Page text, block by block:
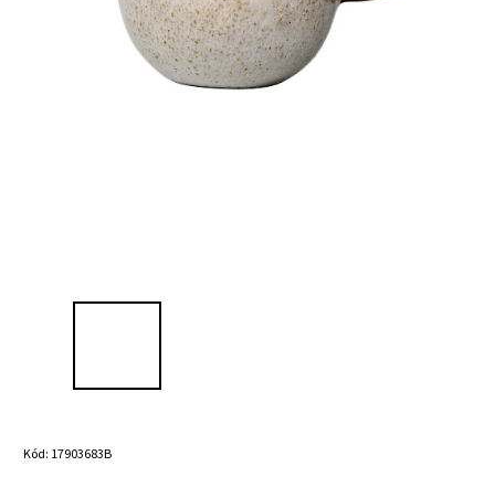
Kód: 17903683B